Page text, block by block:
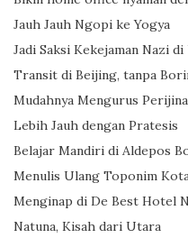
Jauh Jauh Ngopi ke Yogya
Jadi Saksi Kekejaman Nazi
Transit di Beijing, tanpa
Mudahnya Mengurus
Lebih Jauh dengan Pratesis
Belajar Mandiri di Aldepos
Menulis Ulang Toponim
Menginap di De Best Hotel
Natuna, Kisah dari Utara